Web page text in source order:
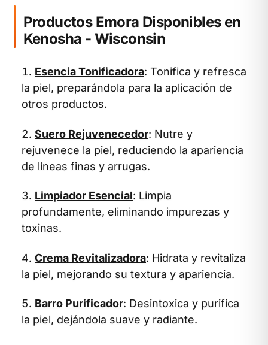
Productos Emora Disponibles en
Kenosha - Wisconsin
Esencia Tonificadora: Tonifica y refresca
la piel, preparándola para la aplicación de
otros productos.
Suero Rejuvenecedor: Nutre y
rejuvenece la piel, reduciendo la apariencia
de líneas finas y arrugas.
Limpiador Esencial: Limpia
profundamente, eliminando impurezas y
toxinas.
Crema Revitalizadora: Hidrata y revitaliza
la piel, mejorando su textura y apariencia.
Barro Purificador: Desintoxica y purifica
la piel, dejándola suave y radiante.